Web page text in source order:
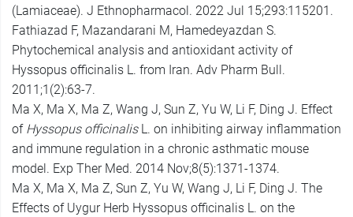
(Lamiaceae). J Ethnopharmacol. 2022 Jul 15;293:115201.
Fathiazad F, Mazandarani M, Hamedeyazdan S.
Phytochemical analysis and antioxidant activity of
Hyssopus officinalis L. from Iran. Adv Pharm Bull.
2011;1(2):63-7.
Ma X, Ma X, Ma Z, Wang J, Sun Z, Yu W, Li F, Ding J. Effect
of Hyssopus officinalisL. on inhibiting airway inflammation
and immune regulation in a chronic asthmatic mouse
model. Exp Ther Med. 2014 Nov;8(5):1371-1374.
Ma X, Ma X, Ma Z, Sun Z, Yu W, Wang J, Li F, Ding J. The
Effects of Uygur Herb Hyssopus officinalis L. on the